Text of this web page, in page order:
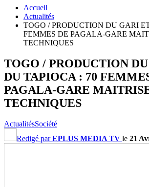
Accueil
Actualités
TOGO / PRODUCTION DU GARI
FEMMES DE PAGALA-GARE
TECHNIQUES
TOGO / PRODUCTION
DU TAPIOCA : 70
PAGALA-GARE
TECHNIQUES
ActualitésSociété
Redigé parEPLUS MEDIA TV le 21